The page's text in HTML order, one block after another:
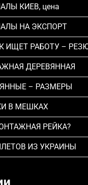
КИЕВ, цена
НА ЭКСПОРТ
ИЩЕТ РАБОТУ –
ДЕРЕВЯННАЯ
– РАЗМЕРЫ
В МЕШКАХ
РЕЙКА?
ИЗ УКРАИНЫ